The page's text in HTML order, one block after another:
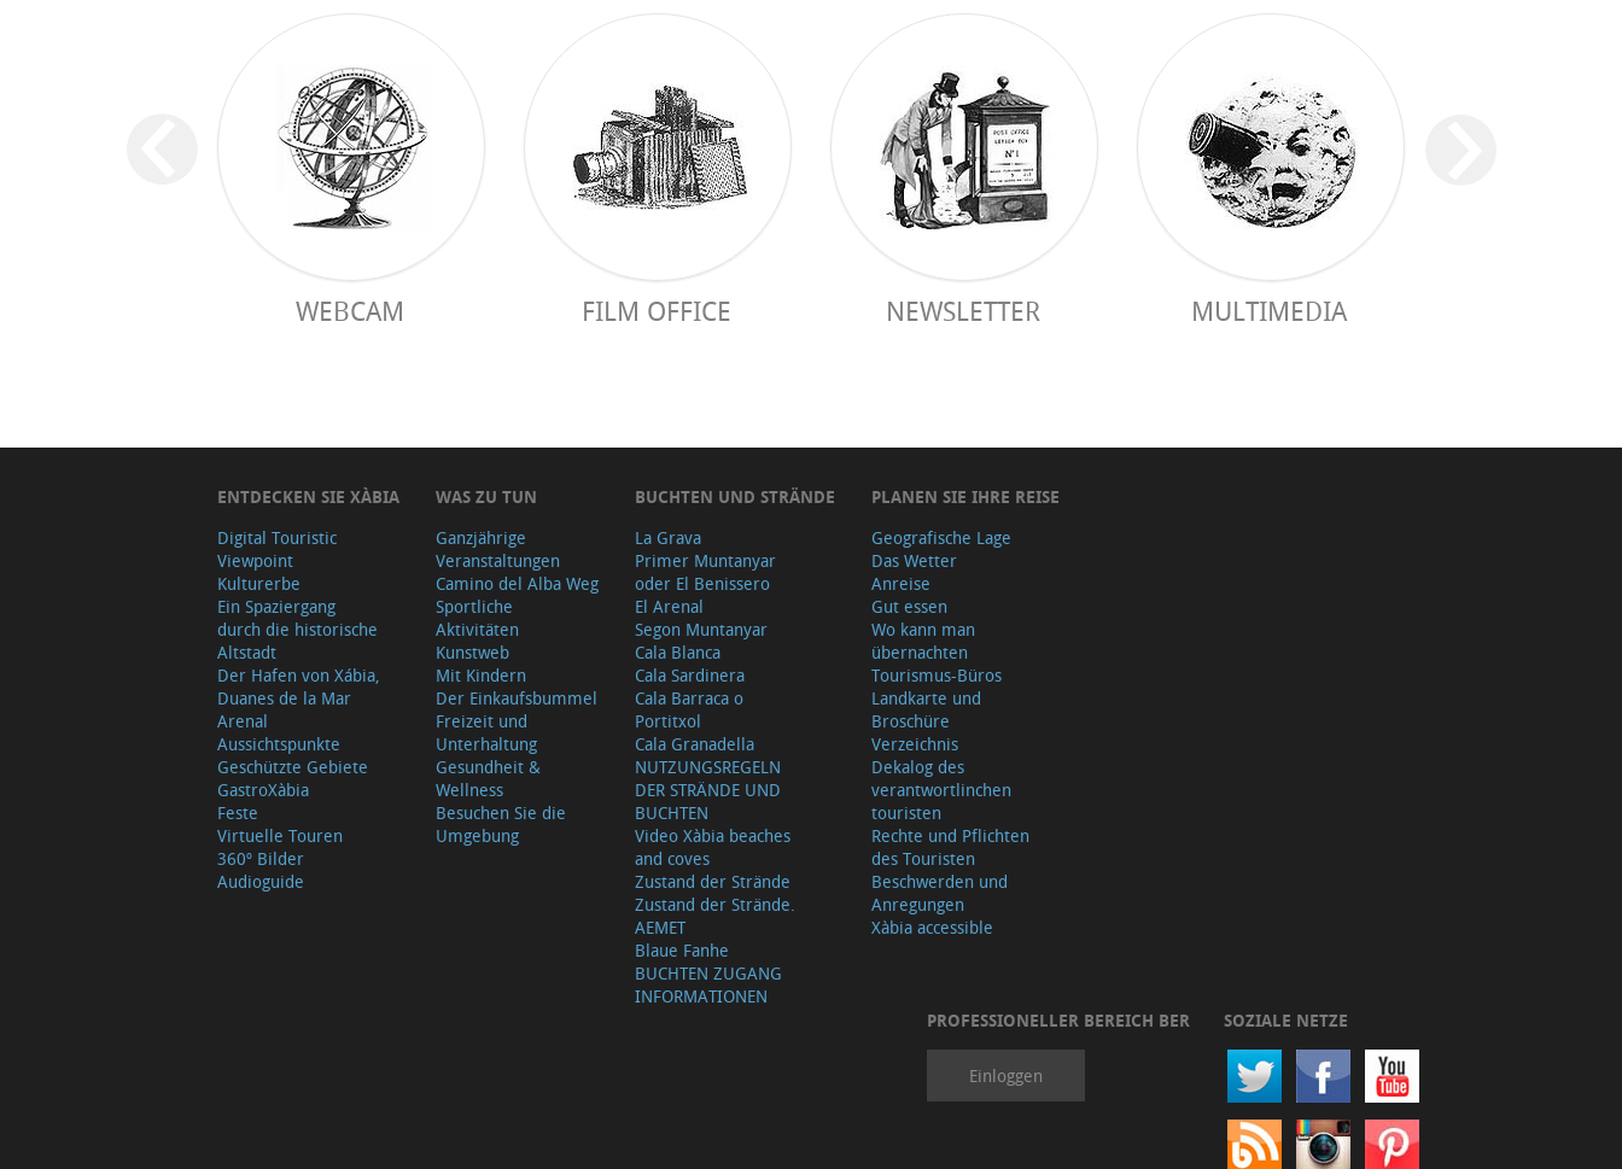
WEBCAM FILM OFFICE NEWSLETTER MULTIMEDIA
ENTDECKEN SIE XÀBIA
Digital Touristic
Viewpoint
Kulturerbe
Ein Spaziergang
durch die historische
Altstadt
Der Hafen von Xábia,
Duanes de la Mar
Arenal
Aussichtspunkte
Geschützte Gebiete
GastroXàbia
Feste
Virtuelle Touren
360º Bilder
Audioguide
WAS ZU TUN
Ganzjährige
Veranstaltungen
Camino del Alba Weg
Sportliche
Aktivitäten
Kunstweb
Mit Kindern
Der Einkaufsbummel
Freizeit und
Unterhaltung
Gesundheit &
Wellness
Besuchen Sie die
Umgebung
BUCHTEN UND STRÄNDE
La Grava
Primer Muntanyar
oder El Benissero
El Arenal
Segon Muntanyar
Cala Blanca
Cala Sardinera
Cala Barraca o
Portitxol
Cala Granadella
NUTZUNGSREGELN
DER STRÄNDE UND
BUCHTEN
Video Xàbia beaches
and coves
Zustand der Strände
Zustand der Strände.
AEMET
Blaue Fanhe
BUCHTEN ZUGANG
INFORMATIONEN
PLANEN SIE IHRE REISE
Geografische Lage
Das Wetter
Anreise
Gut essen
Wo kann man
übernachten
Tourismus-Büros
Landkarte und
Broschüre
Verzeichnis
Dekalog des
verantwortlinchen
touristen
Rechte und Pflichten
des Touristen
Beschwerden und
Anregungen
Xàbia accessible
PROFESSIONELLER BEREICH BER
Einloggen
SOZIALE NETZE